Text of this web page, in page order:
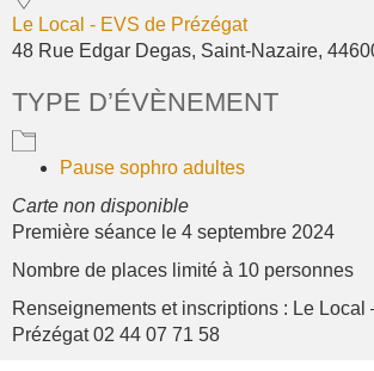
Le Local - EVS de Prézégat
48 Rue Edgar Degas, Saint-Nazaire,
TYPE D’ÉVÈNEMENT
Pause sophro adultes
Carte non disponible
Première séance le 4 septembre 2024
Nombre de places limité à 10 personnes
Renseignements et inscriptions : Le Local
Prézégat 02 44 07 71 58